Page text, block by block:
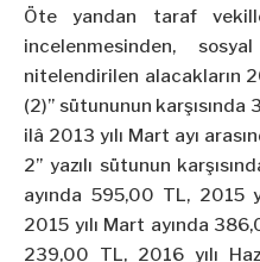
Öte yandan taraf
incelenmesinden,
nitelendirilen alacakların
(2)” sütununun karşısında
ilâ 2013 yılı Mart ayı
2” yazılı sütunun
ayında 595,00 TL, 2015
2015 yılı Mart ayında
239,00 TL, 2016 yılı